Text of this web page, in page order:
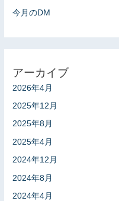
今月のDM
アーカイブ
2026年4月
2025年12月
2025年8月
2025年4月
2024年12月
2024年8月
2024年4月